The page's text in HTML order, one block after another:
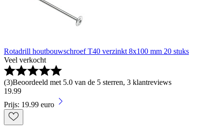
Rotadrill houtbouwschroef T40 verzinkt 8x100 mm 20 stuks
Veel verkocht
(3)Beoordeeld met 5.0 van de 5 sterren, 3 klantreviews
19.99
Prijs: 19.99 euro